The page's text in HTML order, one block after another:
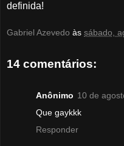
definida!
Gabriel Azevedo às sábado,
14 comentários:
Anônimo 10 de
Que gaykkk
Responder